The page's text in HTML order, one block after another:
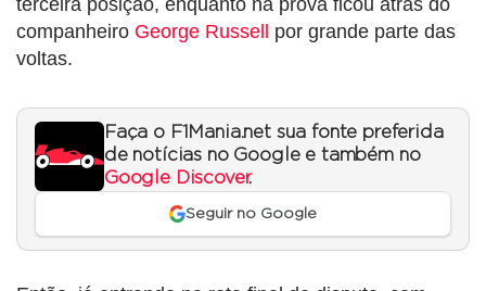
companheiro George Russell por grande parte das
voltas.
Faça o F1Mania.net sua fonte preferida
de notícias no Google e também no
Google Discover.
Seguir no Google